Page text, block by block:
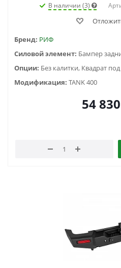
В наличии (3)
Бренд: РИФ
Силовой элемент: Бампер
Опции: Без калитки, Квадрат
Модификация: TANK 400
54 830